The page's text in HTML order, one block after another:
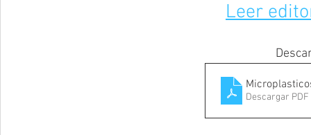
Leer
Descargar PDF